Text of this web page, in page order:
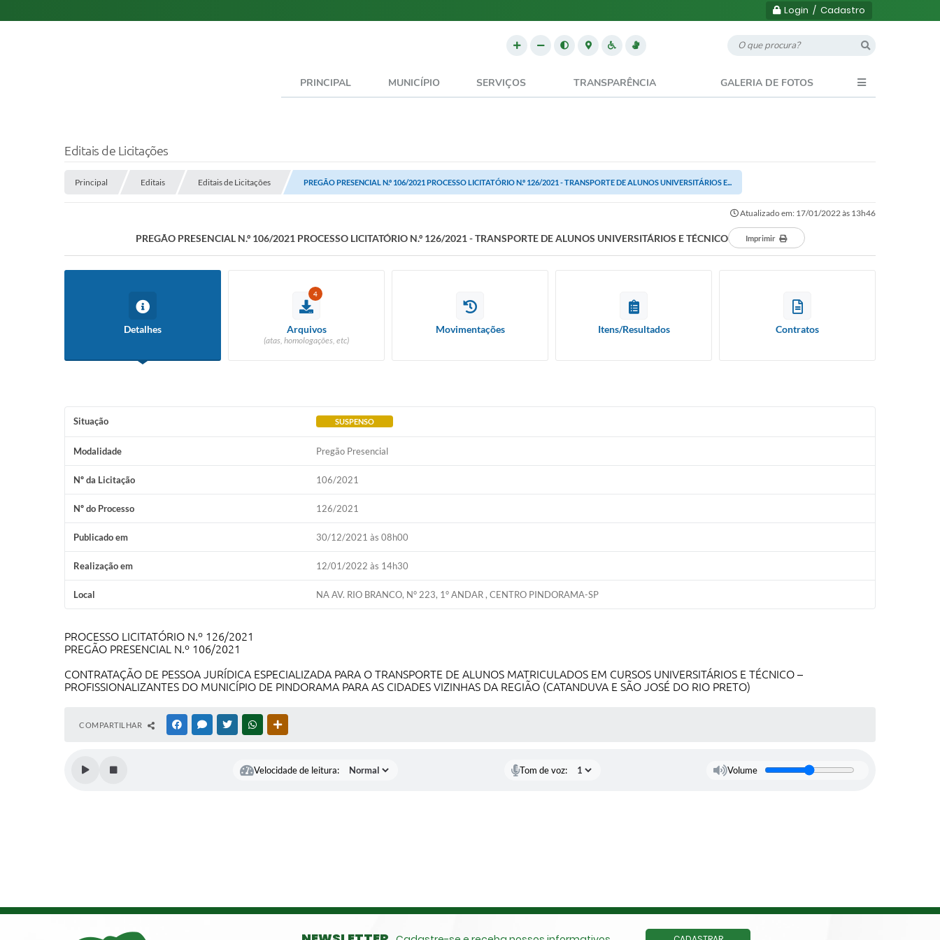
Login / Cadastro
PRINCIPAL MUNICÍPIO SERVIÇOS TRANSPARÊNCIA GALERIA DE FOTOS
Editais de Licitações
Principal Editais Editais de Licitações PREGÃO PRESENCIAL N.º 106/2021 PROCESSO LICITATÓRIO N.º 126/2021 - TRANSPORTE DE ALUNOS UNIVERSITÁRIOS E...
Atualizado em: 17/01/2022 às 13h46
PREGÃO PRESENCIAL N.º 106/2021 PROCESSO LICITATÓRIO N.º 126/2021 - TRANSPORTE DE ALUNOS UNIVERSITÁRIOS E TÉCNICO Imprimir
Detalhes
4
Arquivos
(atas, homologações, etc)
Movimentações Itens/Resultados Contratos
Situação SUSPENSO
Modalidade Pregão Presencial
Nº da Licitação 106/2021
Nº do Processo 126/2021
Publicado em 30/12/2021 às 08h00
Realização em 12/01/2022 às 14h30
Local NA AV. RIO BRANCO, N° 223, 1° ANDAR , CENTRO PINDORAMA-SP
PROCESSO LICITATÓRIO N.º 126/2021
PREGÃO PRESENCIAL N.º 106/2021
CONTRATAÇÃO DE PESSOA JURÍDICA ESPECIALIZADA PARA O TRANSPORTE DE ALUNOS MATRICULADOS EM CURSOS UNIVERSITÁRIOS E TÉCNICO –
PROFISSIONALIZANTES DO MUNICÍPIO DE PINDORAMA PARA AS CIDADES VIZINHAS DA REGIÃO (CATANDUVA E SÃO JOSÉ DO RIO PRETO)
COMPARTILHAR FACEBOOKMESSENGER
TWITTERWHATSAPP
Velocidade de leitura: Tom de voz: Volume